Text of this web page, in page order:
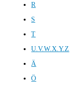
R
S
T
U.V.W.X.Y.Z
Ä
Ö